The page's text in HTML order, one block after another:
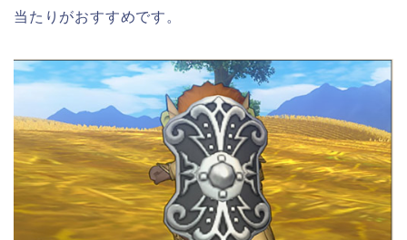
当たりがおすすめです。